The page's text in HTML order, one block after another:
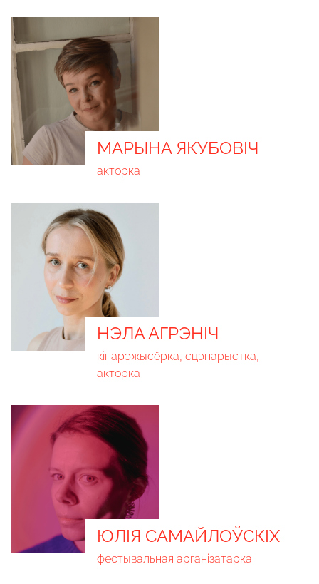
МАРЫНА ЯКУБОВІЧ
акторка
НЭЛА АГРЭНІЧ
кінарэжысёрка, сцэнарыстка,
акторка
ЮЛІЯ САМАЙЛОЎСКІХ
фестывальная арганізатарка